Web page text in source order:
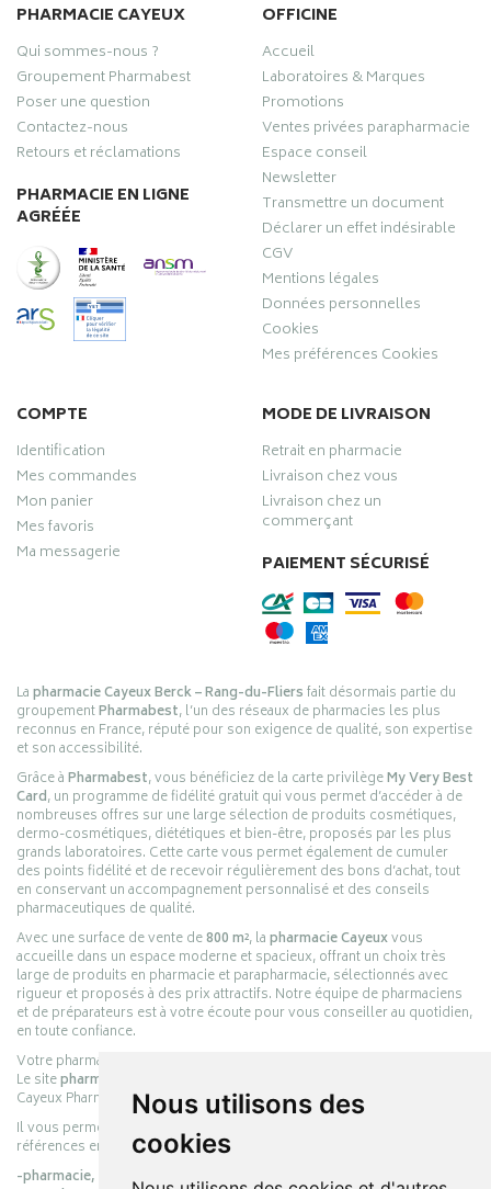
Nous utilisons des
cookies
PHARMACIE CAYEUX
Qui sommes-nous ?
Groupement Pharmabest
Poser une question
Contactez-nous
Retours et réclamations
PHARMACIE EN LIGNE
AGRÉÉE
OFFICINE
Accueil
Laboratoires & Marques
Promotions
Ventes privées parapharmacie
Espace conseil
Newsletter
Transmettre un document
Déclarer un effet indésirable
CGV
Mentions légales
Données personnelles
Cookies
Mes préférences Cookies
COMPTE
Identification
Mes commandes
Mon panier
Mes favoris
Ma messagerie
MODE DE LIVRAISON
Retrait en pharmacie
Livraison chez vous
Livraison chez un
commerçant
PAIEMENT SÉCURISÉ
Lapharmacie Cayeux Berck – Rang-du-Fliersfait désormais partie du
groupementPharmabest, l’un des réseaux de pharmacies les plus
reconnus en France, réputé pour son exigence de qualité, son expertise
et son accessibilité.
Grâce àPharmabest, vous bénéficiez de la carte privilègeMy Very Best
Card, un programme de fidélité gratuit qui vous permet d’accéder à de
nombreuses offres sur une large sélection de produits cosmétiques,
dermo-cosmétiques, diététiques et bien-être, proposés par les plus
grands laboratoires. Cette carte vous permet également de cumuler
des points fidélité et de recevoir régulièrement des bons d’achat, tout
en conservant un accompagnement personnalisé et des conseils
pharmaceutiques de qualité.
Avec une surface de vente de800 m², lapharmacie Cayeuxvous
accueille dans un espace moderne et spacieux, offrant un choix très
large de produits en pharmacie et parapharmacie, sélectionnés avec
rigueur et proposés à des prix attractifs. Notre équipe de pharmaciens
et de préparateurs est à votre écoute pour vous conseiller au quotidien,
en toute confiance.
Votre pharmacie en ligne :
Le sitepharmacie-cayeux.fr
Cayeux Pharmabest Berck-sur-Mer – Rang-du-Fliers.
Il vous permet de réaliser vos achats en ligne parmi des milliers de
références en :
-pharmacie,